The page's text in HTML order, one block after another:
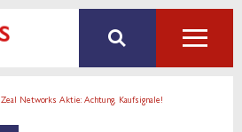
Zeal Networks Aktie: Achtung, Kaufsignale!